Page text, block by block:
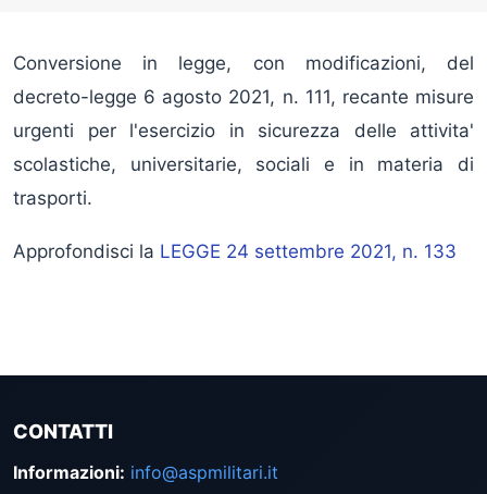
Conversione in legge, con modificazioni, del
decreto-legge 6 agosto 2021, n. 111, recante misure
urgenti per l'esercizio in sicurezza delle attivita'
scolastiche, universitarie, sociali e in materia di
trasporti.
Approfondisci la LEGGE 24 settembre 2021, n. 133
CONTATTI
Informazioni: info@aspmilitari.it